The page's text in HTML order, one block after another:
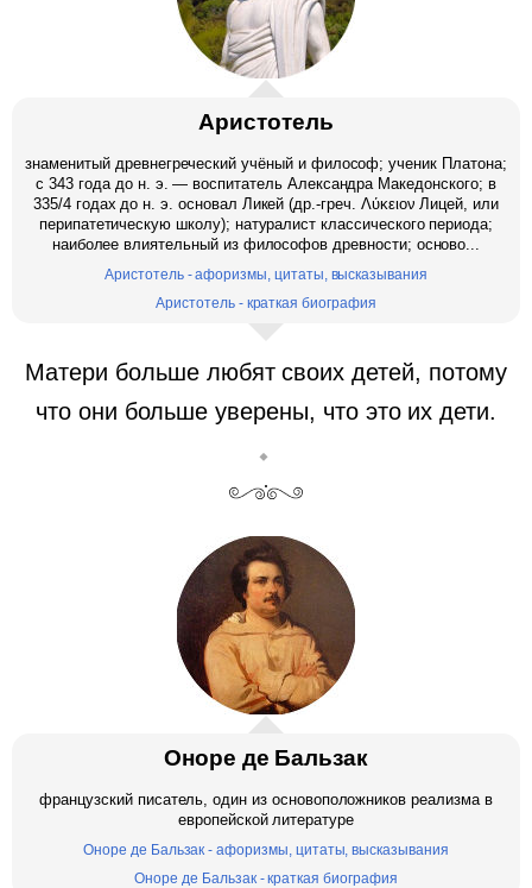
Аристотель
знаменитый древнегреческий учёный и философ; ученик Платона;
c 343 года до н. э. — воспитатель Александра Македонского; в
335/4 годах до н. э. основал Ликей (др.-греч. Λύκειον Лицей, или
перипатетическую школу); натуралист классического периода;
наиболее влиятельный из философов древности; осново...
Аристотель - афоризмы, цитаты, высказывания
Аристотель - краткая биография
Матери больше любят своих детей, потому
что они больше уверены, что это их дети.
Оноре де Бальзак
французский писатель, один из основоположников реализма в
европейской литературе
Оноре де Бальзак - афоризмы, цитаты, высказывания
Оноре де Бальзак - краткая биография